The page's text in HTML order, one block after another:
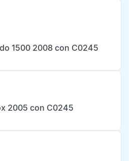
1500 2008 con C0245
2005 con C0245